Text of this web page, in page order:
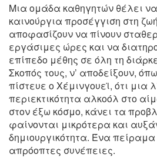
Μια ομάδα καθηγητών θέλει
καινούργια προσέγγιση στη
αποφασίζουν να πίνουν
εργάσιμες ώρες και να
επίπεδο μέθης σε όλη τη
Σκοπός τους, ν’ αποδείξουν,
πίστευε ο Χέμινγουεϊ, ότι μια
περιεκτικότητα αλκοόλ στο
στον έξω κόσμο, κάνει τα
φαίνονται μικρότερα και
δημιουργικότητα. Ένα
απρόοπτες συνέπειες.